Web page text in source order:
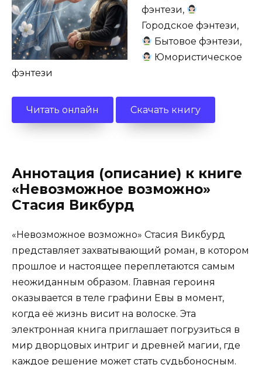
фэнтези,
Городское фэнтези,
Бытовое фэнтези,
Юмористическое
фэнтези
Читать онлайн Скачать книгу
Аннотация (описание) к книге
«Невозможное возможно»
Стасия Викбурд
«Невозможное возможно» Стасия Викбурд
представляет захватывающий роман, в котором
прошлое и настоящее переплетаются самым
неожиданным образом. Главная героиня
оказывается в теле графини Евы в момент,
когда её жизнь висит на волоске. Эта
электронная книга приглашает погрузиться в
мир дворцовых интриг и древней магии, где
каждое решение может стать судьбоносным.